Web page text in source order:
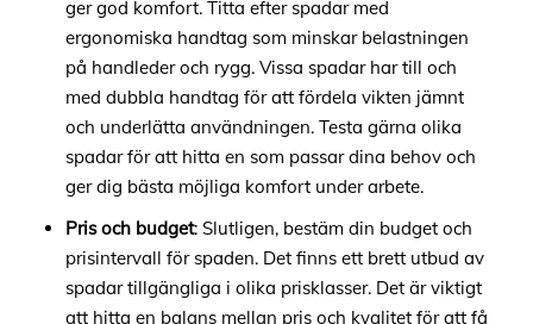
ger god komfort. Titta efter spadar med
ergonomiska handtag som minskar belastningen
på handleder och rygg. Vissa spadar har till och
med dubbla handtag för att fördela vikten jämnt
och underlätta användningen. Testa gärna olika
spadar för att hitta en som passar dina behov och
ger dig bästa möjliga komfort under arbete.
Pris och budget: Slutligen, bestäm din budget och
prisintervall för spaden. Det finns ett brett utbud av
spadar tillgängliga i olika prisklasser. Det är viktigt
att hitta en balans mellan pris och kvalitet för att få